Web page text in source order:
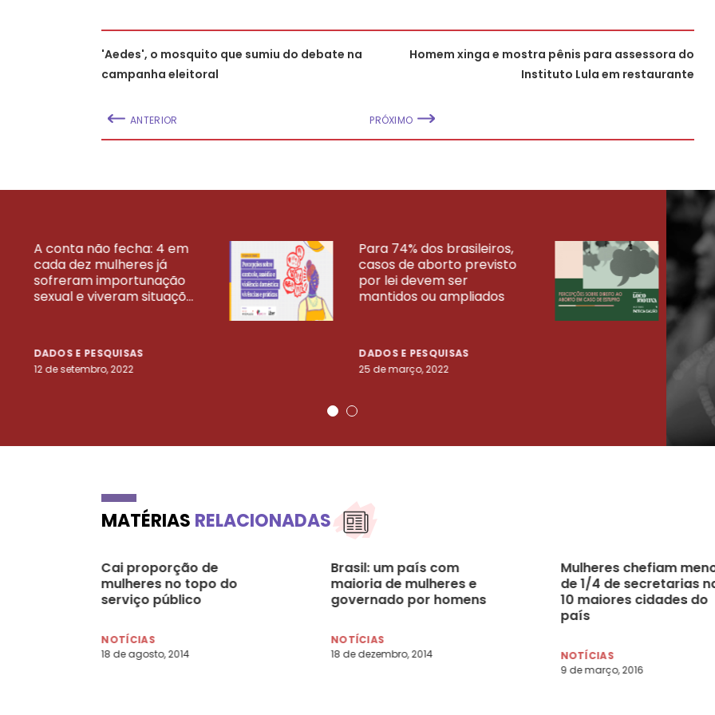
'Aedes', o mosquito que sumiu do debate na
campanha eleitoral
ANTERIOR
Homem xinga e mostra pênis para assessora do
Instituto Lula em restaurante
PRÓXIMO
A conta não fecha: 4 em
cada dez mulheres já
sofreram importunação
sexual e viveram situaçõ...
DADOS E PESQUISAS
12 de setembro, 2022
Para 74% dos brasileiros,
casos de aborto previsto
por lei devem ser
mantidos ou ampliados
DADOS E PESQUISAS
25 de março, 2022
23
VEJA MAIS PESQUISAS
MATÉRIAS RELACIONADAS
Cai proporção de
mulheres no topo do
serviço público
NOTÍCIAS
18 de agosto, 2014
Brasil: um país com
maioria de mulheres e
governado por homens
NOTÍCIAS
18 de dezembro, 2014
Mulheres chefiam
de 1/4 de secretarias
10 maiores cidades do
país
NOTÍCIAS
9 de março, 2016